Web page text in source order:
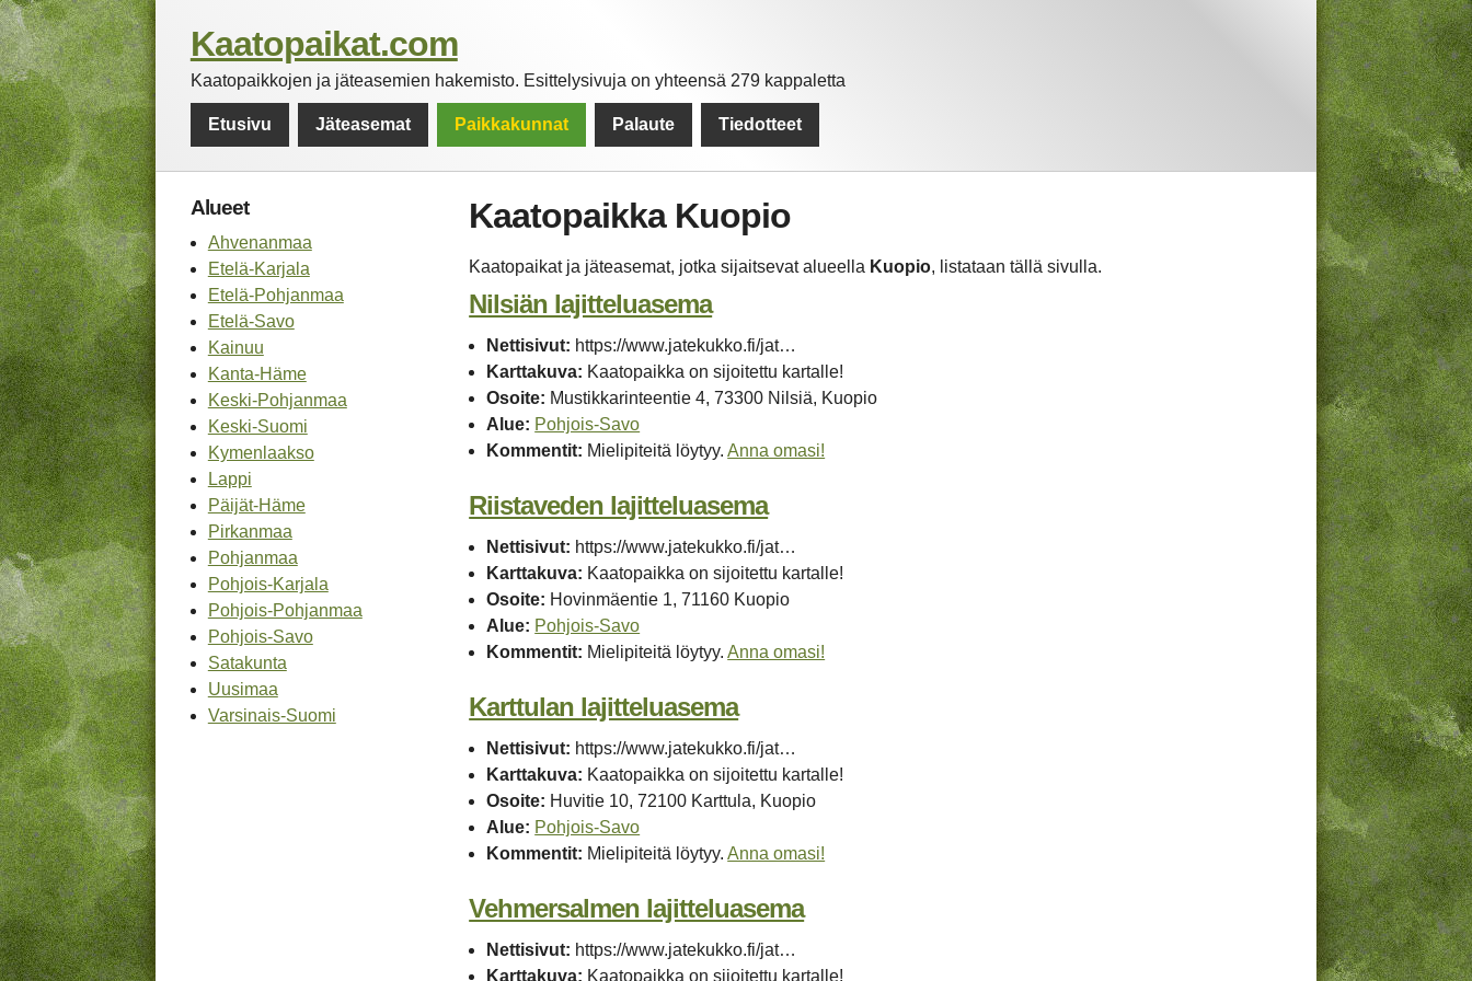
Kaatopaikat.com
Kaatopaikkojen ja jäteasemien hakemisto. Esittelysivuja on yhteensä 279 kappaletta
Etusivu Jäteasemat Paikkakunnat Palaute Tiedotteet
Alueet
Ahvenanmaa
Etelä-Karjala
Etelä-Pohjanmaa
Etelä-Savo
Kainuu
Kanta-Häme
Keski-Pohjanmaa
Keski-Suomi
Kymenlaakso
Lappi
Päijät-Häme
Pirkanmaa
Pohjanmaa
Pohjois-Karjala
Pohjois-Pohjanmaa
Pohjois-Savo
Satakunta
Uusimaa
Varsinais-Suomi
Kaatopaikka Kuopio
Kaatopaikat ja jäteasemat, jotka sijaitsevat alueella Kuopio, listataan tällä sivulla.
Nilsiän lajitteluasema
Nettisivut: https://www.jatekukko.fi/jat…
Karttakuva: Kaatopaikka on sijoitettu kartalle!
Osoite: Mustikkarinteentie 4, 73300 Nilsiä, Kuopio
Alue: Pohjois-Savo
Kommentit: Mielipiteitä löytyy.Anna omasi!
Riistaveden lajitteluasema
Nettisivut: https://www.jatekukko.fi/jat…
Karttakuva: Kaatopaikka on sijoitettu kartalle!
Osoite: Hovinmäentie 1, 71160 Kuopio
Alue: Pohjois-Savo
Kommentit: Mielipiteitä löytyy.Anna omasi!
Karttulan lajitteluasema
Nettisivut: https://www.jatekukko.fi/jat…
Karttakuva: Kaatopaikka on sijoitettu kartalle!
Osoite: Huvitie 10, 72100 Karttula, Kuopio
Alue: Pohjois-Savo
Kommentit: Mielipiteitä löytyy.Anna omasi!
Vehmersalmen lajitteluasema
Nettisivut: https://www.jatekukko.fi/jat…
Karttakuva: Kaatopaikka on sijoitettu kartalle!